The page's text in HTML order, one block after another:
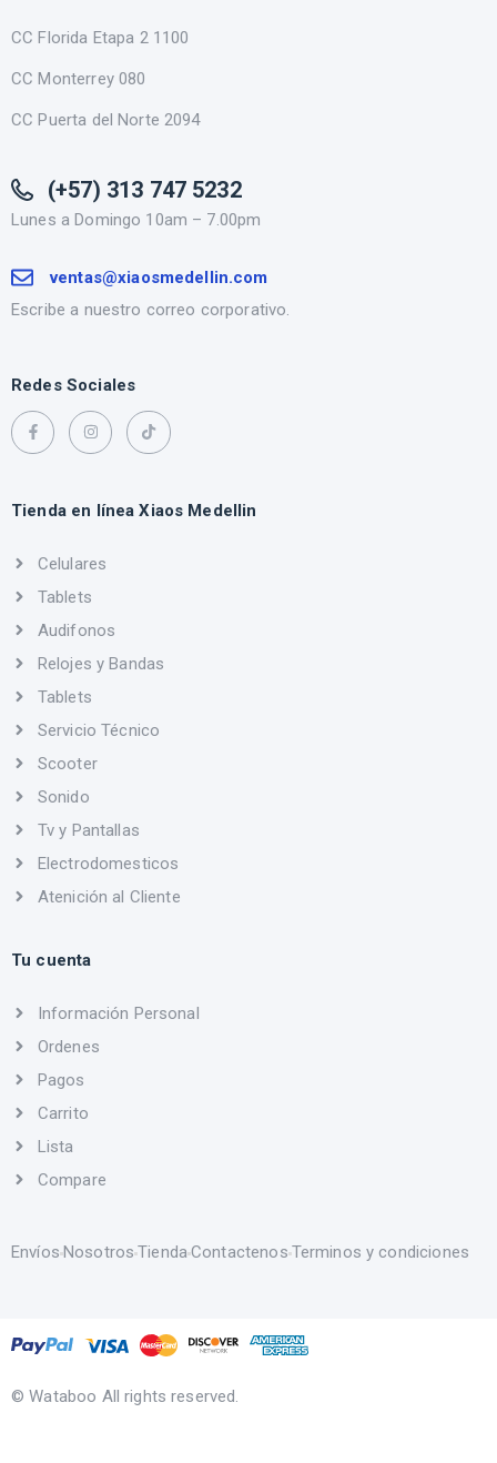
CC Florida Etapa 2 1100
CC Monterrey 080
CC Puerta del Norte 2094
(+57) 313 747 5232
Lunes a Domingo 10am – 7.00pm
ventas@xiaosmedellin.com
Escribe a nuestro correo corporativo.
Redes Sociales
Tienda en línea Xiaos Medellin
Celulares
Tablets
Audifonos
Relojes y Bandas
Tablets
Servicio Técnico
Scooter
Sonido
Tv y Pantallas
Electrodomesticos
Atenición al Cliente
Tu cuenta
Información Personal
Ordenes
Pagos
Carrito
Lista
Compare
Envíos NosotrosTiendaContactenos Terminos y condiciones
© Wataboo All rights reserved.